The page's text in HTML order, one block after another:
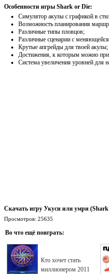
Особенности игры Shark or Die:
Симулятор акулы с графикой в
Возможность планирования
Различные типы пловцов;
Различные сценарии с
Крутые апгрейды для твоей акулы;
Достижения, к которым можно
Система увеличения уровней для
Скачать игру Укуси или умри (Shark
Просмотров: 25635
Во что ещё поиграть:
Кто хочет стать
миллионером 2011